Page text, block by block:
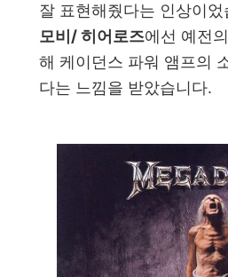
잘 표현해줬다는 인상이었
모비/ 히어로즈에선 예전
해 케이던스 파워 앰프의
다는 느낌을 받았습니다.